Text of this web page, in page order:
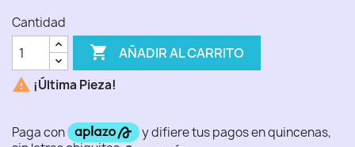
Cantidad
 AÑADIR AL CARRITO
 ¡Última Pieza!